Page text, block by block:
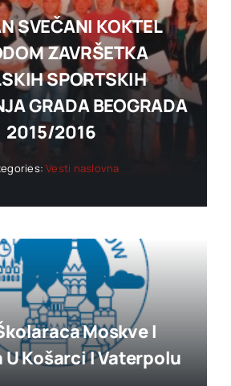
SVEČANI KOKTEL
ZAVRŠETKA
SPORTSKIH
GRADA BEOGRADA
2015/2016
Vesti naslovna
Moskve I
U Košarci I Vaterpolu